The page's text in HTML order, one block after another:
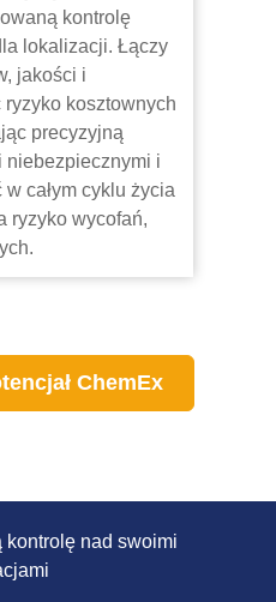
kontrolę
lokalizacji. Łączy
jakości i
kosztownych
precyzyjną
niebezpiecznymi i
całym cyklu życia
ryzyko wycofań,
ChemEx
kontrolę nad swoimi